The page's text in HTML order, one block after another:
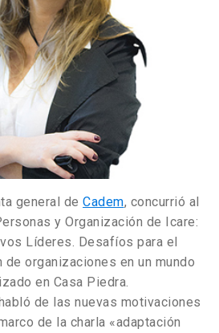
general de Cadem, concurrió al
y Organización de Icare:
Líderes. Desafíos para el
de organizaciones en un mundo
en Casa Piedra.
de las nuevas motivaciones
de la charla «adaptación